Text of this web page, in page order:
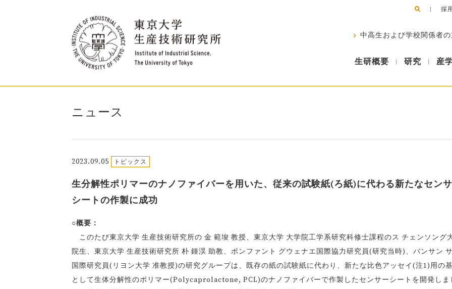
採
中高生および学校関係者
生研概要 研究 産
ニュース
2023.09.05 トピックス
生分解性ポリマーのナノファイバーを用いた、従来の試験紙(ろ紙)に代わる新たなセン
シートの作製に成功
○概要：
このたび東京大学 生産技術研究所の 金 範埈 教授、東京大学 大学院工学系研究科修士課程のス チェンソング
院生、東京大学 生産技術研究所 朴 鍾淏 助教、ボンファント グウェナエ国際協力研究員(研究当時)、バンサン
国際研究員(リヨン大学 准教授)の研究グループは、既存の紙の試験紙に代わり、新たな比色アッセイ(注1)用の
として生体分解性のポリマー(Polycaprolactone, PCL)のナノファイバーで作製したセンサーシートを開発しま